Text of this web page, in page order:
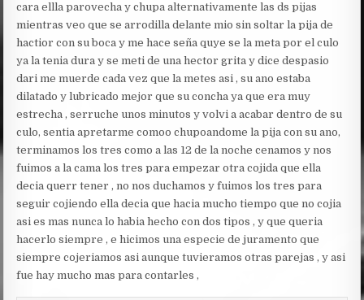
cara ellla parovecha y chupa alternativamente las ds pijas
mientras veo que se arrodilla delante mio sin soltar la pija de
hactior con su boca y me hace seña quye se la meta por el culo
ya la tenia dura y se meti de una hector grita y dice despasio
dari me muerde cada vez que la metes asi , su ano estaba
dilatado y lubricado mejor que su concha ya que era muy
estrecha , serruche unos minutos y volvi a acabar dentro de su
culo, sentia apretarme comoo chupoandome la pija con su ano,
terminamos los tres como a las 12 de la noche cenamos y nos
fuimos a la cama los tres para empezar otra cojida que ella
decia querr tener , no nos duchamos y fuimos los tres para
seguir cojiendo ella decia que hacia mucho tiempo que no cojia
asi es mas nunca lo habia hecho con dos tipos , y que queria
hacerlo siempre , e hicimos una especie de juramento que
siempre cojeriamos asi aunque tuvieramos otras parejas , y asi
fue hay mucho mas para contarles ,